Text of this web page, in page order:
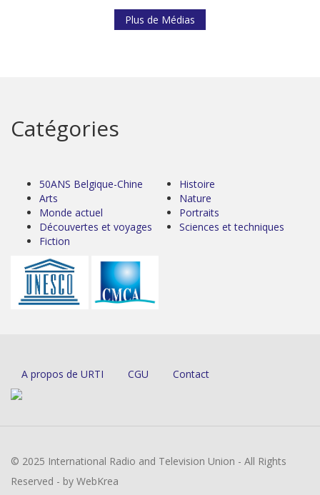
Plus de Médias
Catégories
50ANS Belgique-Chine
Arts
Monde actuel
Découvertes et voyages
Fiction
Histoire
Nature
Portraits
Sciences et techniques
A propos de URTI CGU Contact
© 2025 International Radio and Television Union - All Rights
Reserved - by WebKrea